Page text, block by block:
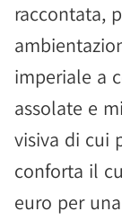
raccontata,
imperiale a
assolate e
visiva di cui
conforta il
euro per